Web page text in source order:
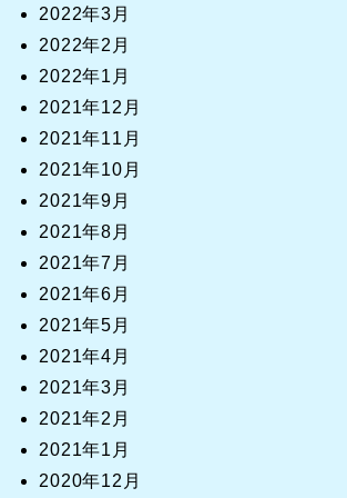
2022年3月
2022年2月
2022年1月
2021年12月
2021年11月
2021年10月
2021年9月
2021年8月
2021年7月
2021年6月
2021年5月
2021年4月
2021年3月
2021年2月
2021年1月
2020年12月